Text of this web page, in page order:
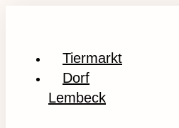
Tiermarkt
Dorf
Lembeck